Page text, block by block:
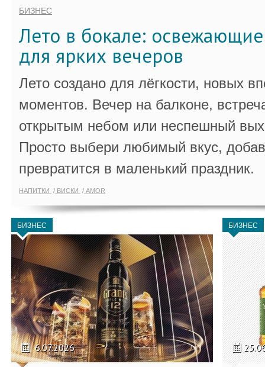
БИЗНЕС
Лето в бокале:
для ярких вечеров
Лето создано для лёгкости, новых
моментов. Вечер на балконе,
открытым небом или неспешный
Просто выбери любимый вкус,
превратится в маленький праздник.
НАПИТКИ ВИСКИ AMOR
БИЗНЕС
6.07.2026
БИЗНЕС